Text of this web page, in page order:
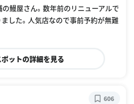
鰻屋さん。数年前のリニューアルで
した。人気店なので事前予約が無難
ポットの詳細を見る
606